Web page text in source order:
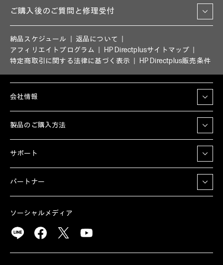
ご購入後のご質問と修理受付
納品スケジュール
返品について
アフィリエイトプログラム
HP Directplusサイトマップ
特定商取引に関する法律に基づく表示
HP Directplus販売条件
会社情報
製品のご購入方法
サポート
パートナー
ソーシャルメディア